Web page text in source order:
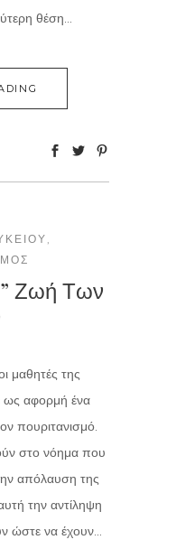
θέση...
,
Ζωή Των
μαθητές της
ως αφορμή ένα
πουριτανισμό.
στο νόημα που
απόλαυση της
την αντίληψη
ώστε να έχουν...